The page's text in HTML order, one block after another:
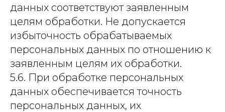
данных соответствуют заявленным
целям обработки. Не допускается
избыточность обрабатываемых
персональных данных по отношению к
заявленным целям их обработки.
5.6. При обработке персональных
данных обеспечивается точность
персональных данных, их